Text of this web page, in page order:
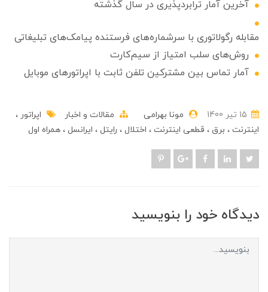
آخرین آمار ترابردپذیری در سال گذشته
مقابله رگولاتوری با سرشماره‌های فرستنده پیامک‌های تبلیغاتی
روش‌های سلب امتیاز از سیم‌کارت
آمار تماس بین مشترکین تلفن ثابت با اپراتورهای موبایل
مونا بهرامی مقالات و اخبار
اپراتور
اینترنت
برق قطعی اینترنت اختلال رایتل ایرانسل همراه اول
دیدگاه خود را بنویسید